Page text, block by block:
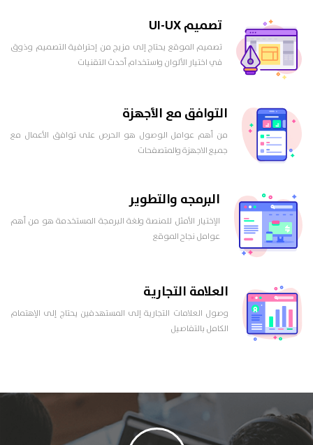
تصميم UI-UX
تصميم الموقع يحتاج إلى مزيج من إحترافية التصميم وذوق
في اختيار الألوان واستخدام أحدث التقنيات
التوافق مع الأجهزة
من أهم عوامل الوصول هو الحرص على توافق الأعمال مع
جميع الاجهزة والمتصفحات
البرمجه والتطوير
الإختيار الأمثل للمنصة ولغة البرمجة المستخدمة هو من أهم
عوامل نجاح الموقع
العلامة التجارية
وصول العلامات التجارية إلى المستهدفين يحتاج إلى الإهتمام
الكامل بالتفاصيل